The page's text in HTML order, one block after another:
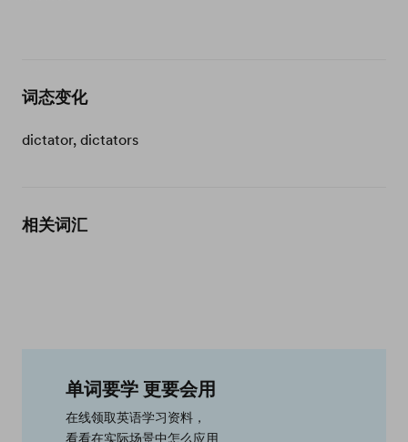
词态变化
dictator, dictators
相关词汇
单词要学 更要会用
在线领取英语学习资料，
看看在实际场景中怎么应用